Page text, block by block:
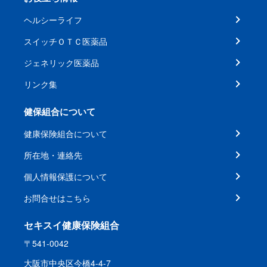
ヘルシーライフ
スイッチＯＴＣ医薬品
ジェネリック医薬品
リンク集
健保組合について
健康保険組合について
所在地・連絡先
個人情報保護について
お問合せはこちら
セキスイ健康保険組合
〒541-0042
大阪市中央区今橋4-4-7